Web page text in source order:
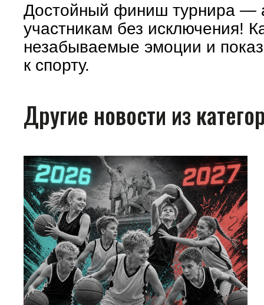
Достойный финиш турнира —
участникам без исключения!
незабываемые эмоции и
к спорту.
Другие новости из